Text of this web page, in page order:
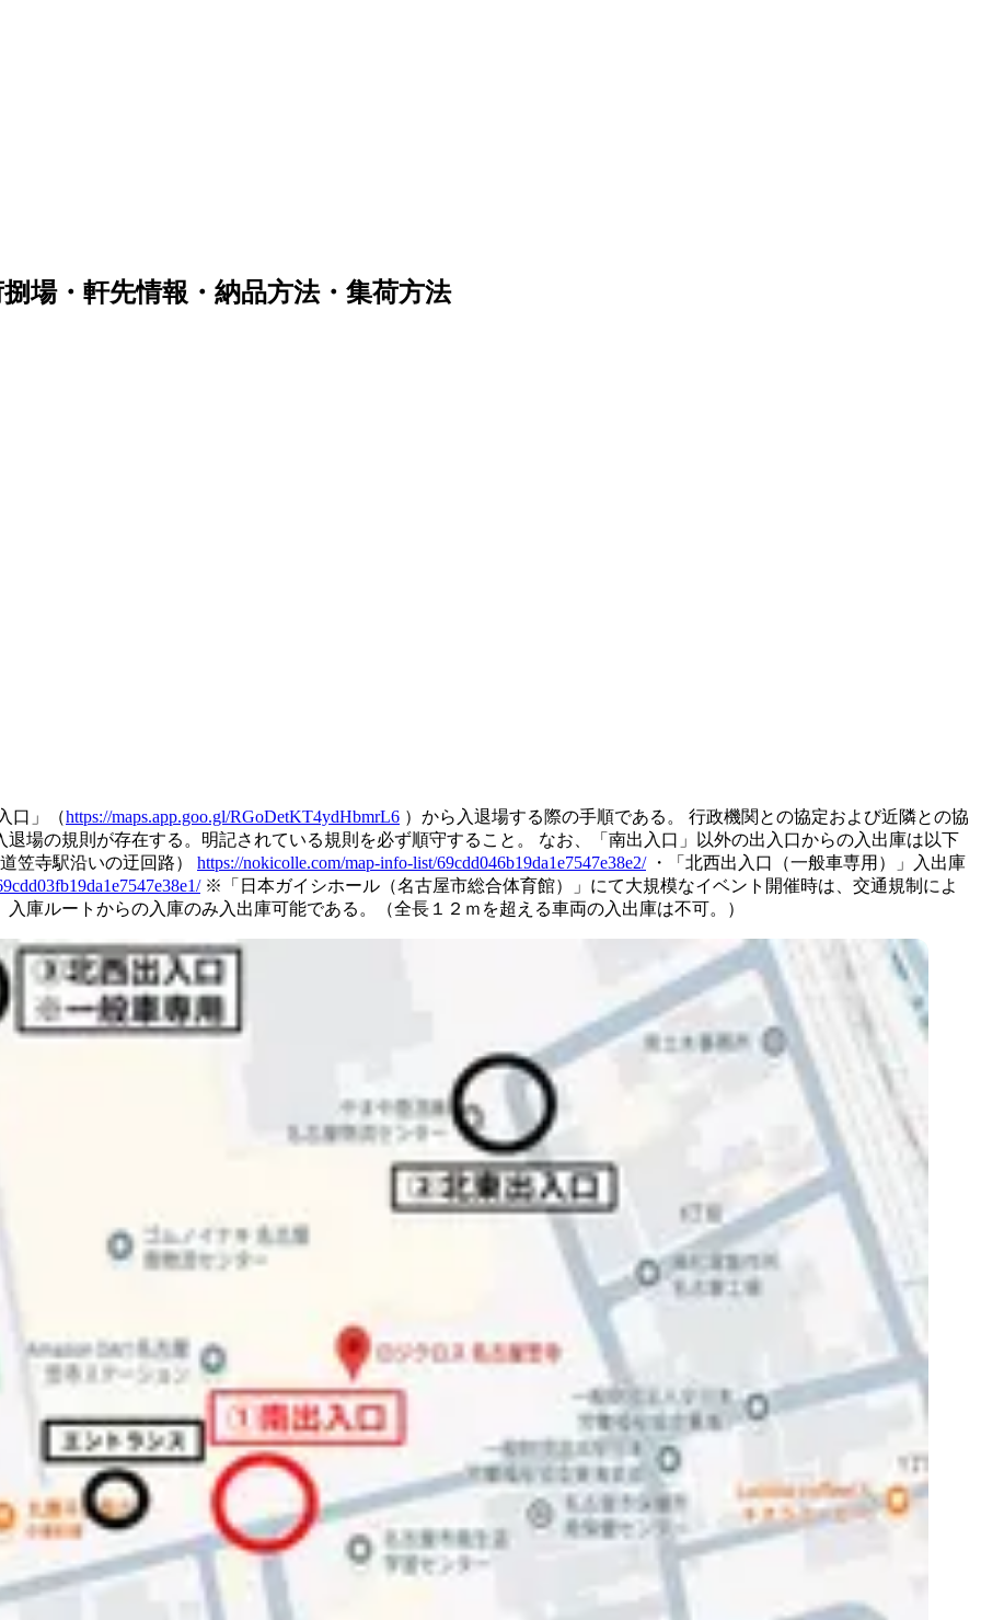
場・軒先情報・納品方法・集荷方法
口」（https://maps.app.goo.gl/RGoDetKT4ydHbmrL6 ）から入退場する際の手順である。
行政機関との協定および近隣との協
場の規則が存在する。明記されている規則を必ず順守すること。
なお、「南出入口」以外の出入口からの入出庫は以下
笠寺駅沿いの迂回路）
https://nokicolle.com/map-info-list/69cdd046b19da1e7547e38e2/
・「北西出入口（一般車専用）」入出庫
※「日本ガイシホール（名古屋市総合体育館）」にて大規模なイベント開催時は、交通規制によ
ルートからの入庫のみ入出庫可能である。（全長１２ｍを超える車両の入出庫は不可。）